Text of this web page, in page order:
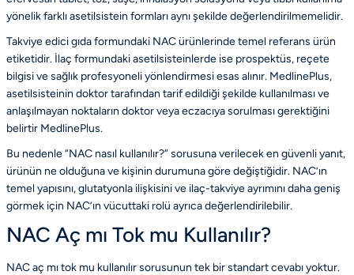
yönelik farklı asetilsistein formları aynı şekilde değerlendirilmemelidir.
Takviye edici gıda formundaki NAC ürünlerinde temel referans ürün
etiketidir. İlaç formundaki asetilsisteinlerde ise prospektüs, reçete
bilgisi ve sağlık profesyoneli yönlendirmesi esas alınır. MedlinePlus,
asetilsisteinin doktor tarafından tarif edildiği şekilde kullanılması ve
anlaşılmayan noktaların doktor veya eczacıya sorulması gerektiğini
belirtir MedlinePlus.
Bu nedenle “NAC nasıl kullanılır?” sorusuna verilecek en güvenli yanıt,
ürünün ne olduğuna ve kişinin durumuna göre değiştiğidir. NAC’ın
temel yapısını, glutatyonla ilişkisini ve ilaç-takviye ayrımını daha geniş
görmek için NAC’ın vücuttaki rolü ayrıca değerlendirilebilir.
NAC Aç mı Tok mu Kullanılır?
NAC aç mı tok mu kullanılır sorusunun tek bir standart cevabı yoktur.